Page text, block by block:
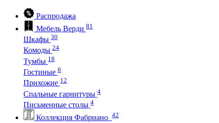
Распродажа
Мебель Верди 81
Шкафы 30
Комоды 24
Тумбы 18
Гостиные 6
Прихожие 12
Спальные гарнитуры 4
Письменные столы 4
Коллекция Фабриано 42